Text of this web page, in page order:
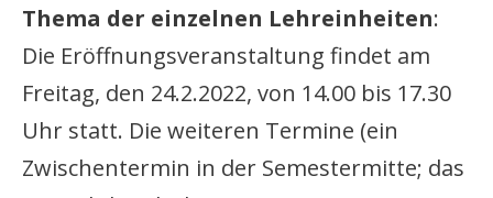
Thema der einzelnen Lehreinheiten:
Die Eröffnungsveranstaltung findet am
Freitag, den 24.2.2022, von 14.00 bis 17.30
Uhr statt. Die weiteren Termine (ein
Zwischentermin in der Semestermitte; das